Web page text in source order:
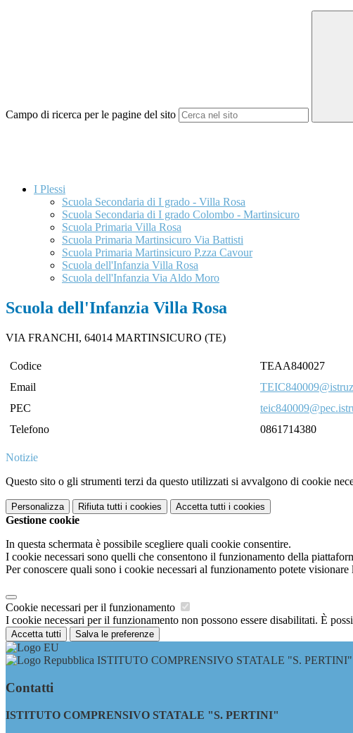
Campo di ricerca per le pagine del sito
I Plessi
Scuola Secondaria di I grado - Villa Rosa
Scuola Secondaria di I grado Colombo - Martinsicuro
Scuola Primaria Villa Rosa
Scuola Primaria Martinsicuro Via Battisti
Scuola Primaria Martinsicuro P.zza Cavour
Scuola dell'Infanzia Villa Rosa
Scuola dell'Infanzia Via Aldo Moro
Scuola dell'Infanzia Villa Rosa
VIA FRANCHI, 64014 MARTINSICURO (TE)
Codice
TEAA840027
Email
PEC
Telefono
0861714380
Notizie
Questo sito o gli strumenti terzi da questo utilizzati si avvalgono di cookie
Personalizza Rifiuta tutti i cookies Accetta tutti i cookies
Gestione cookie
In questa schermata è possibile scegliere quali cookie consentire.
I cookie necessari sono quelli che consentono il funzionamento della
Per conoscere quali sono i cookie necessari al funzionamento potete visionare
Cookie necessari per il funzionamento
I cookie necessari per il funzionamento non possono essere disabilitati. È
Accetta tutti Salva le preferenze
ISTITUTO COMPRENSIVO STATALE "S. PERTINI"
Contatti
ISTITUTO COMPRENSIVO STATALE "S. PERTINI"